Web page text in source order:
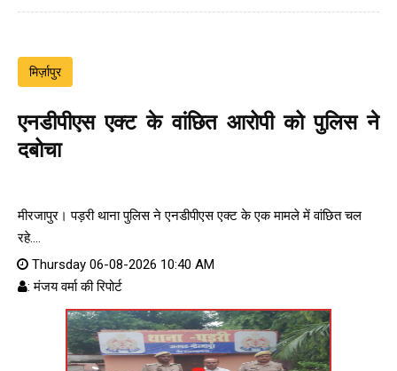
मिर्ज़ापुर
एनडीपीएस एक्ट के वांछित आरोपी को पुलिस ने
दबोचा
मीरजापुर। पड़री थाना पुलिस ने एनडीपीएस एक्ट के एक मामले में वांछित चल
रहे....
Thursday 06-08-2026 10:40 AM
: मंजय वर्मा की रिपोर्ट